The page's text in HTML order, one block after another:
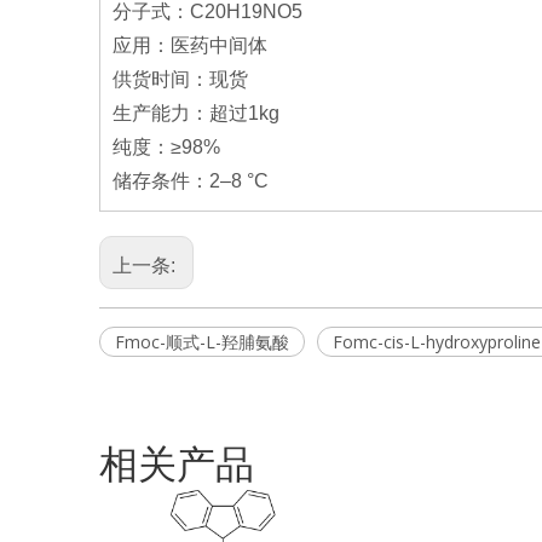
分子式：C20H19NO5
应用：医药中间体
供货时间：现货
生产能力：超过1kg
纯度：≥98%
储存条件：2–8 °C
上一条:
Fmoc-顺式-L-羟脯氨酸 Fomc-cis-L-
相关产品